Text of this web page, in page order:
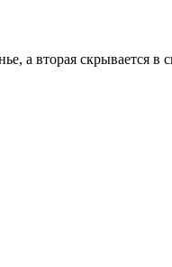
а вторая скрывается